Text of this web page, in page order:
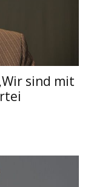
sind mit